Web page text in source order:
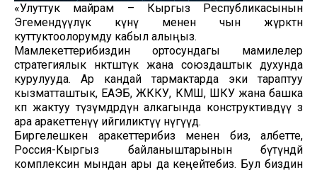
«Улуттук майрам – Кыргыз Республикасынын
Эгемендүүлүк күнү менен чын жүрөктөн
куттуктоолорумду кабыл алыңыз.
Мамлекеттерибиздин ортосундагы мамилелер
стратегиялык өнөктөштүк жана союздаштык духунда
курулууда. Ар кандай тармактарда эки тараптуу
кызматташтык, ЕАЭБ, ЖККУ, КМШ, ШКУ жана башка
көп жактуу түзүмдөрдүн алкагында конструктивдүү өз
ара аракеттенүү ийгиликтүү өнүгүүдө.
Биргелешкен аракеттерибиз менен биз, албетте,
Россия-Кыргыз байланыштарынын бүтүндөй
комплексин мындан ары да кеңейтебиз. Бул биздин